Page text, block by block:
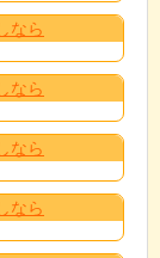
なら
なら
なら
なら